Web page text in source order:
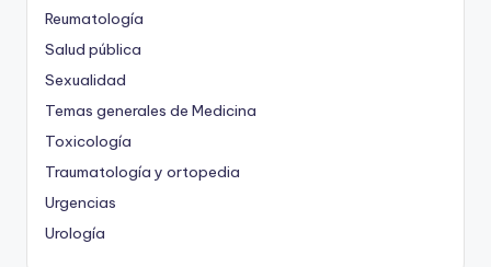
Reumatología
Salud pública
Sexualidad
Temas generales de Medicina
Toxicología
Traumatología y ortopedia
Urgencias
Urología